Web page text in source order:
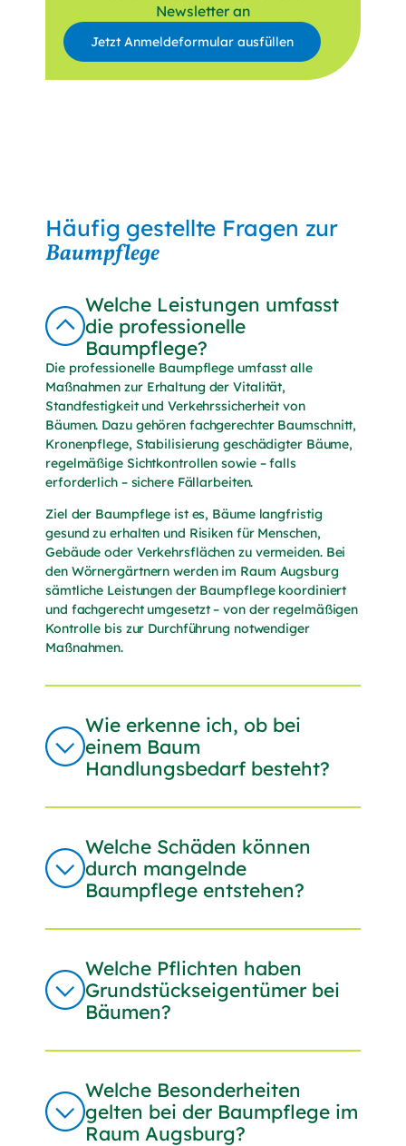
Newsletter an
Jetzt Anmeldeformular ausfüllen
Anrede
Mich interessieren Themen*
als Privatkunde
als Geschäftskunde
* Pflichtfelder
Ich willige ein, von der Herbert Wörner
Gärtnerei GmbH regelmäßig per E-Mail über
Produkte, Dienstleistungen, Angebote und
Aktionen informiert zu werden. Der Versand
beginnt erst nach Bestätigung meiner E-Mail-
Einwilligung jederzeit mit Wirkung für die
Zukunft über den Abmeldelink in jeder E-Mail
widerrufen.
Hinweis:
Der 10€-Gutschein gilt nur für Privatkunden;
für den Erhalt des 10€-Gutscheins ist die Einwilligung
erforderlich; der Gutschein wird nach erfolgreicher
Bestätigung der E-Mail-Adresse versendet. Der
Rabatt gilt 30 Tage ab Newslettereintragung und
Ich habe dieDatenschutzerklärung
und akzeptiere sie.
Google reCAPTCHA.
undNutzungsbedingungen (externer Link, öffnet in
von Google.*
Senden
Häufig gestellte Fragen zur
Baumpflege
Welche Leistungen umfasst
die professionelle
Baumpflege?
Die professionelle Baumpflege umfasst alle
Maßnahmen zur Erhaltung der Vitalität,
Standfestigkeit und Verkehrssicherheit von
Bäumen. Dazu gehören fachgerechter Baumschnitt,
Kronenpflege, Stabilisierung geschädigter Bäume,
regelmäßige Sichtkontrollen sowie – falls
erforderlich – sichere Fällarbeiten.
Ziel der Baumpflege ist es, Bäume langfristig
gesund zu erhalten und Risiken für Menschen,
Gebäude oder Verkehrsflächen zu vermeiden. Bei
den Wörnergärtnern werden im Raum Augsburg
sämtliche Leistungen der Baumpflege koordiniert
und fachgerecht umgesetzt – von der regelmäßigen
Kontrolle bis zur Durchführung notwendiger
Maßnahmen.
Wie erkenne ich, ob bei
einem Baum
Handlungsbedarf besteht?
Welche Schäden können
durch mangelnde
Baumpflege entstehen?
Welche Pflichten haben
Grundstückseigentümer bei
Bäumen?
Welche Besonderheiten
gelten bei der Baumpflege im
Raum Augsburg?